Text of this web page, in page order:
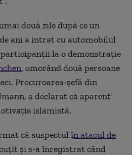
două zile după ce un
ani a intrat cu automobilul
participanţii la o demonstraţie
, omorând două persoane
Procuroarea-şefă din
a declarat că aparent
islamistă.
că suspectul în atacul de
şi s-a înregistrat când